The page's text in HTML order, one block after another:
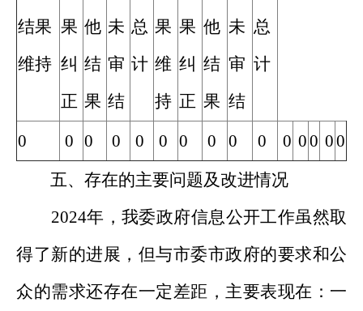
结果
维持
果
纠
正
他
结
果
未
审
结
总
计
果
维
持
果
纠
正
他
结
果
未
审
结
总
计
0 0 0 0 0 0 0 0 0 0 0 00 00
五、存在的主要问题及改进情况
2024年，我委政府信息公开工作虽然取
得了新的进展，但与市委市政府的要求和公
众的需求还存在一定差距，主要表现在：一